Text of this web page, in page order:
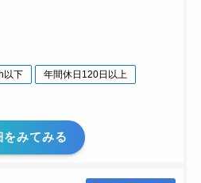
以下
年間休日120日以上
をみてみる